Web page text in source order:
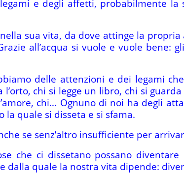
e degli affetti, probabilmente la
sua vita, da dove attinge la propria
all’acqua si vuole e vuole bene:
delle attenzioni e dei legami
l’orto, chi si legge un libro, chi si
chi… Ognuno di noi ha degli
la quale si disseta e si sfama.
se senz’altro insufficiente per
che ci dissetano possano
dalla quale la nostra vita dipende: